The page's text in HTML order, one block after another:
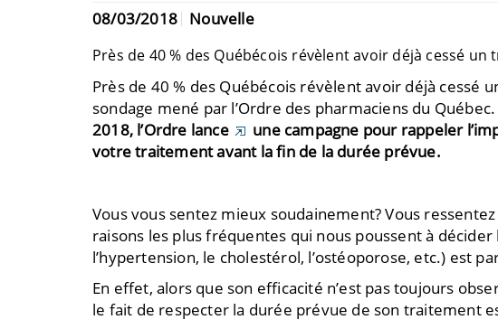
08/03/2018 Nouvelle
Près de 40 % des Québécois révèlent avoir déjà cessé
Près de 40 % des Québécois révèlent avoir déjà cessé
sondage mené par l’Ordre des pharmaciens du Québec.
2018, l’Ordre lance
une campagne pour rappeler
votre traitement avant la fin de la durée prévue.
Vous vous sentez mieux soudainement? Vous
raisons les plus fréquentes qui nous poussent à
l’hypertension, le cholestérol, l’ostéoporose, etc.) est
En effet, alors que son efficacité n’est pas toujours
le fait de respecter la durée prévue de son traitement